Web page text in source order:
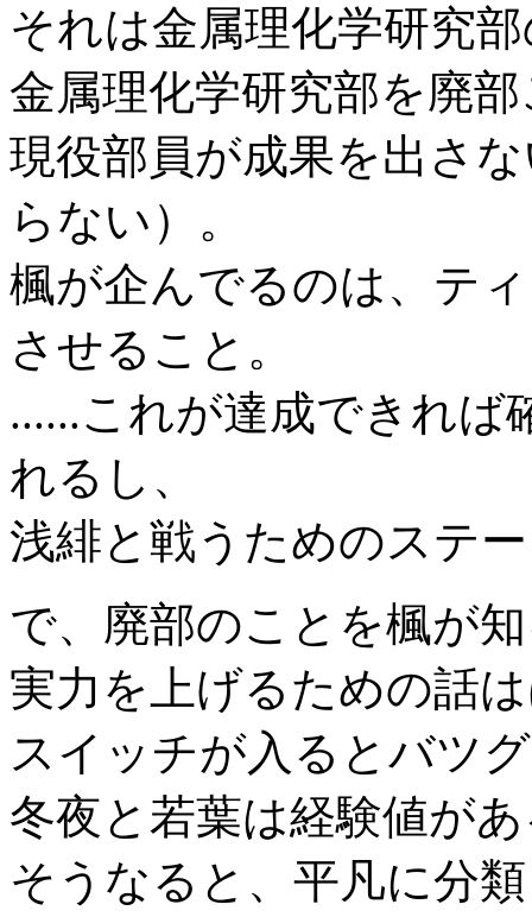
それは金属理化学研究
金属理化学研究部を廃
現役部員が成果を出さ
らない）。
楓が企んでるのは、テ
させること。
......これが達成できれば
れるし、
浅緋と戦うためのステ
で、廃部のことを楓が
実力を上げるための話
スイッチが入るとバツ
冬夜と若葉は経験値が
そうなると、平凡に分